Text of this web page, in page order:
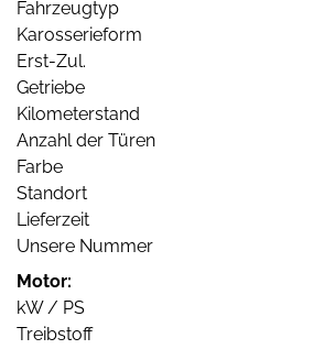
Fahrzeugtyp
Karosserieform
Erst-Zul.
Getriebe
Kilometerstand
Anzahl der Türen
Farbe
Standort
Lieferzeit
Unsere Nummer
Motor:
kW / PS
Treibstoff